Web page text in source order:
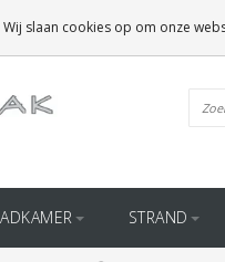
STRAND
Wij slaan cookies op om onze